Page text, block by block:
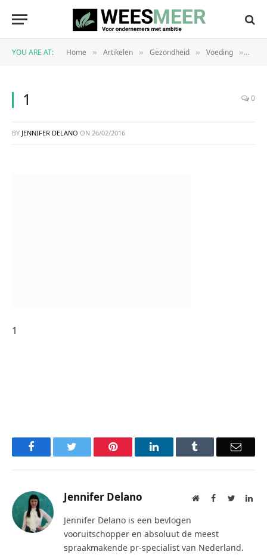
YOU ARE AT: Home » Artikelen » Gezondheid » Voeding »
1 0
BY JENNIFER DELANO ON 26/02/2016
1
Facebook Pinterest LinkedIn Email
Jennifer Delano WebsiteFacebook
Twitter
Jennifer Delano is een bevlogen
vooruitschopper en absoluut de meest
spraakmakende pr-specialist van Nederland.